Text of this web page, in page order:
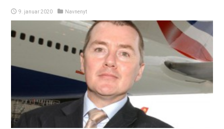
9. januar 2020 Navnenyt